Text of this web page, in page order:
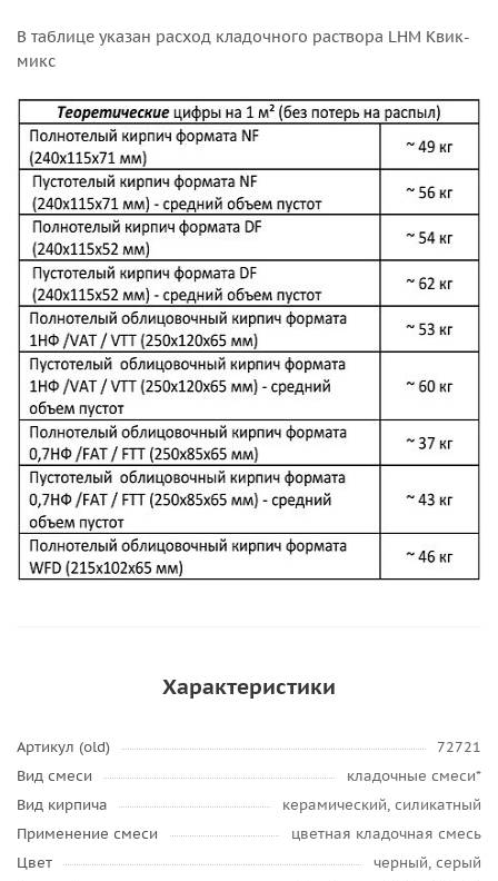
В таблице указан расход кладочного раствора LHM Квик-
микс
Характеристики
Артикул (old)
72721
Вид смеси
кладочные смеси*
Вид кирпича
керамический, силикатный
Применение смеси
цветная кладочная смесь
Цвет
черный, серый